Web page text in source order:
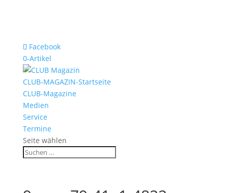
Facebook
0-Artikel
CLUB-MAGAZIN-Startseite
CLUB-Magazine
Medien
Service
Termine
Seite wählen